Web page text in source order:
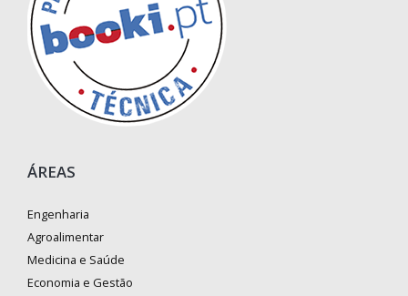
ÁREAS
Engenharia
Agroalimentar
Medicina e Saúde
Economia e Gestão